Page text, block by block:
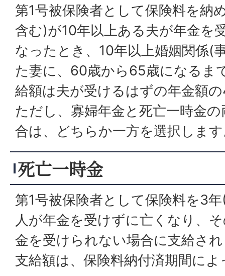
第1号被保険者として保険料を納
含む)が10年以上ある夫が年金を
なったとき、10年以上婚姻関係(
た妻に、60歳から65歳になるま
給額は夫が受けるはずの年金額
ただし、寡婦年金と死亡一時金
合は、どちらか一方を選択しま
死亡一時金
第1号被保険者として保険料を3
人が年金を受けずに亡くなり、
金を受けられない場合に支給さ
支給額は、保険料納付済期間に